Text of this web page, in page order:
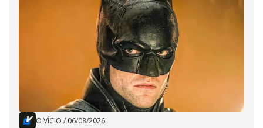
O VÍCIO / 06/08/2026